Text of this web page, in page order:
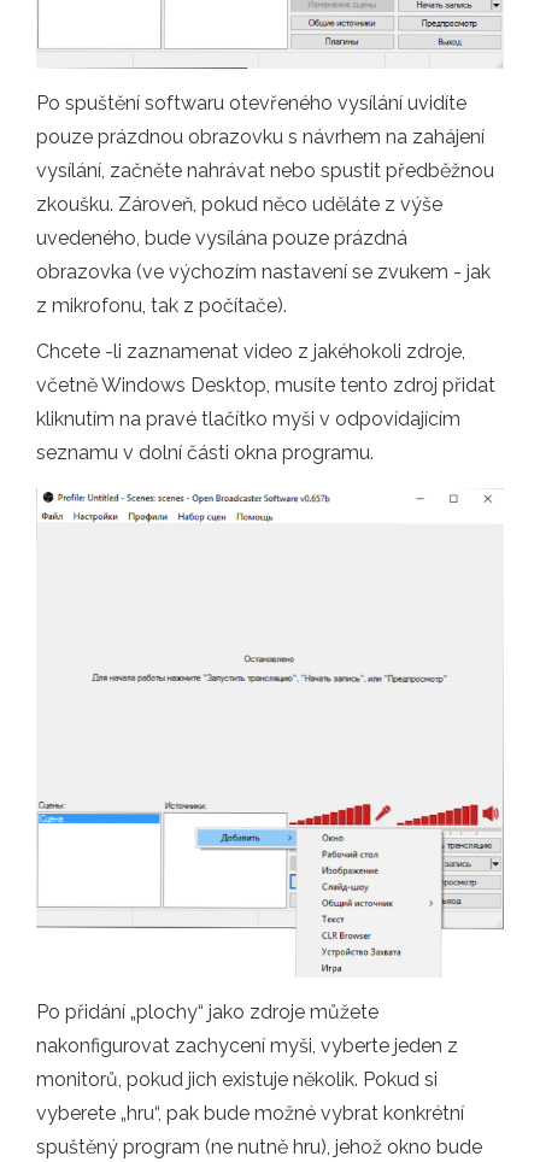
Po spuštění softwaru otevřeného vysílání uvidíte
pouze prázdnou obrazovku s návrhem na zahájení
vysílání, začněte nahrávat nebo spustit předběžnou
zkoušku. Zároveň, pokud něco uděláte z výše
uvedeného, ​​bude vysílána pouze prázdná
obrazovka (ve výchozím nastavení se zvukem - jak
z mikrofonu, tak z počítače).
Chcete -li zaznamenat video z jakéhokoli zdroje,
včetně Windows Desktop, musíte tento zdroj přidat
kliknutím na pravé tlačítko myši v odpovídajícím
seznamu v dolní části okna programu.
Po přidání „plochy“ jako zdroje můžete
nakonfigurovat zachycení myši, vyberte jeden z
monitorů, pokud jich existuje několik. Pokud si
vyberete „hru“, pak bude možné vybrat konkrétní
spuštěný program (ne nutně hru), jehož okno bude